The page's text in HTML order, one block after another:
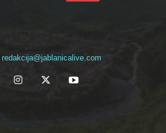
redakcija@jablanicalive.com